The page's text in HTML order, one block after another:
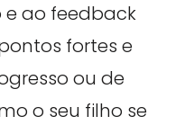
ao feedback
fortes e
ou de
o seu filho se